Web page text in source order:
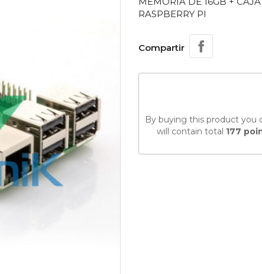
RASPBERRY PI
Compartir
By buying this product you
will contain total 177